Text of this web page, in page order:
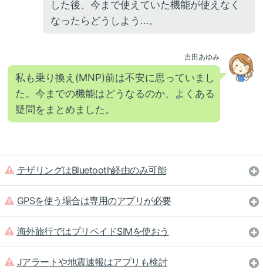
した後、今まで使えていた機能が使えなく
なったらどうしよう…。
吉田あゆみ
私も乗り換え(MNP)前は不安に思っていまし
た。今までの機能はどうなるのか、よくある
疑問をまとめました。
テザリングはBluetooth経由のみ可能
GPSを使う場合は専用のアプリが必要
海外旅行ではプリペイドSIMを使おう
Jアラートや地震速報はアプリも検討